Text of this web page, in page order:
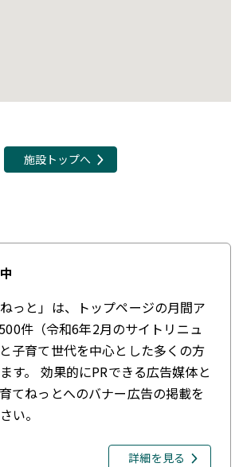
施設トップへ
ねっと」は、トップページの月間ア
件（令和6年2月のサイトリニュ
子育て世代を中心とした多くの方
す。 効果的にPRできる広告媒体と
てねっとへのバナー広告の掲載を
い。
詳細を見る